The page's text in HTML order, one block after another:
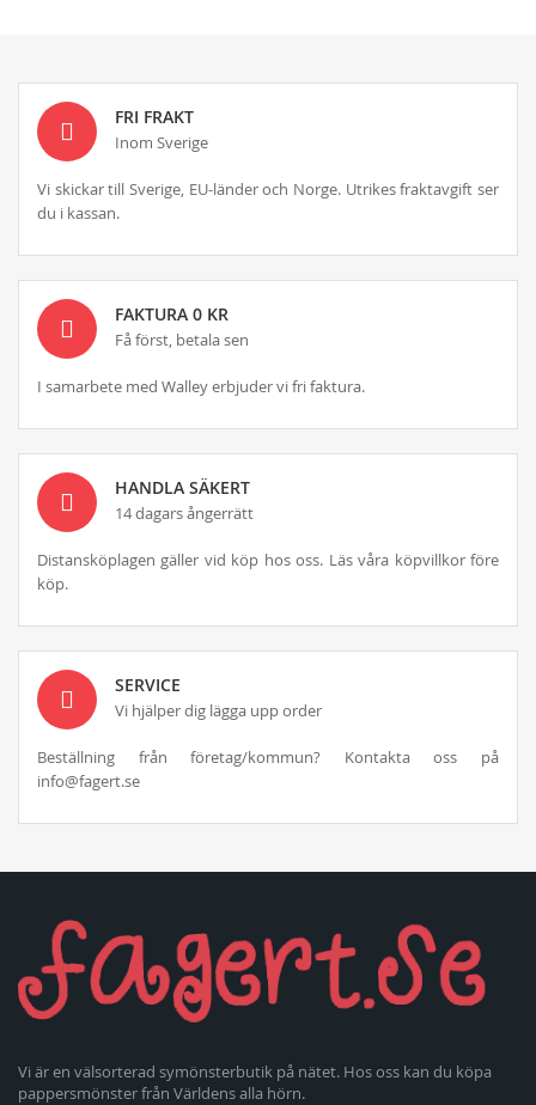
FRI FRAKT
Inom Sverige
Vi skickar till Sverige, EU-länder och Norge. Utrikes fraktavgift ser
du i kassan.
FAKTURA 0 KR
Få först, betala sen
I samarbete med Walley erbjuder vi fri faktura.
HANDLA SÄKERT
14 dagars ångerrätt
Distansköplagen gäller vid köp hos oss. Läs våra köpvillkor före
köp.
SERVICE
Vi hjälper dig lägga upp order
Beställning från företag/kommun? Kontakta oss på
info@fagert.se
Vi är en välsorterad symönsterbutik på nätet. Hos oss kan du köpa
pappersmönster från Världens alla hörn.